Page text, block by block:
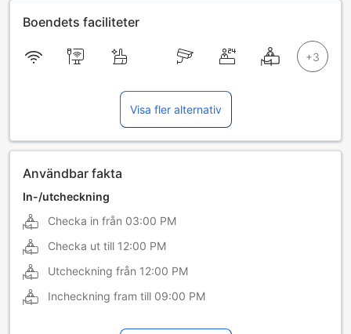
Boendets faciliteter
Visa fler alternativ
Användbar fakta
In-/utcheckning
Checka in från 03:00 PM
Checka ut till 12:00 PM
Utcheckning från 12:00 PM
Incheckning fram till 09:00 PM